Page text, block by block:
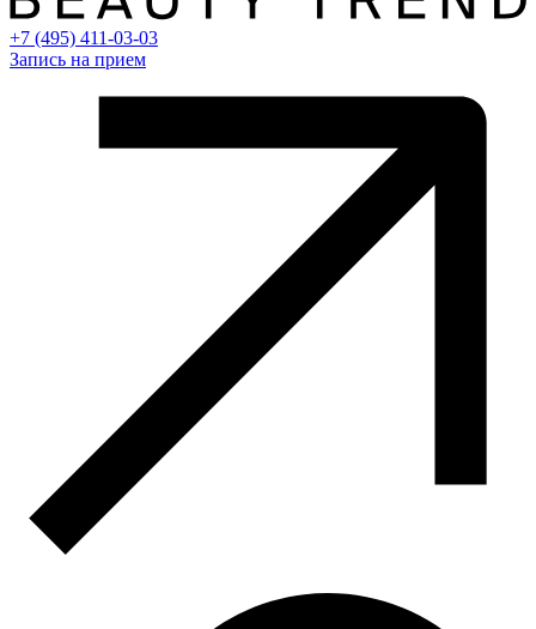
+7 (495) 411-03-03
Запись на прием